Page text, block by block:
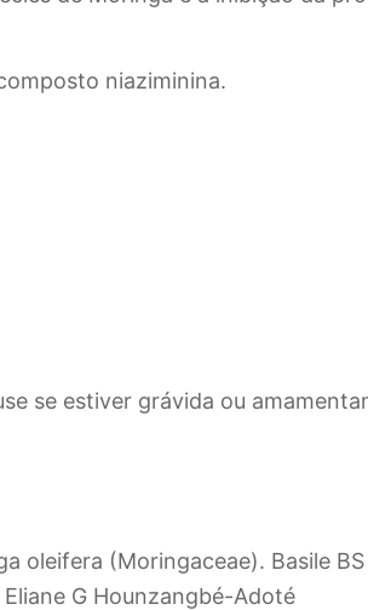
niaziminina.
se estiver grávida ou
(Moringaceae). Basile
G Hounzangbé-Adoté